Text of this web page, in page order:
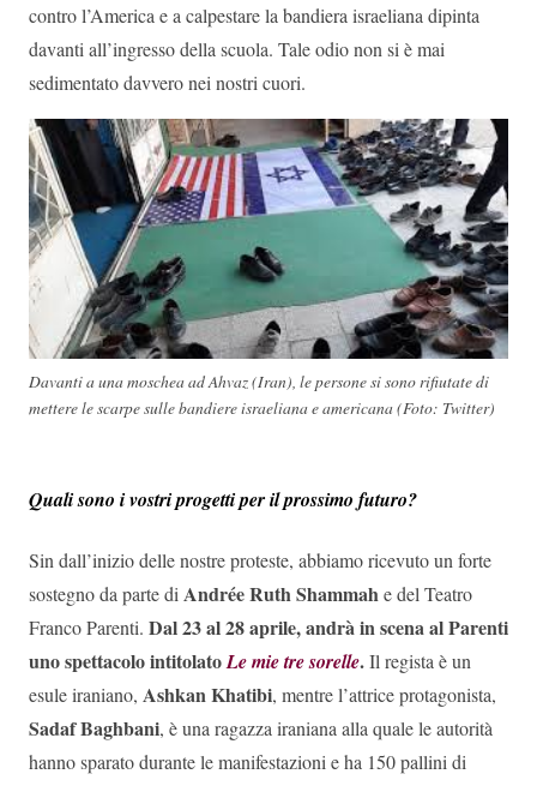
contro l’America e a calpestare la bandiera israeliana dipinta
davanti all’ingresso della scuola. Tale odio non si è mai
sedimentato davvero nei nostri cuori.
Davanti a una moschea ad Ahvaz (Iran), le persone si sono rifiutate di
mettere le scarpe sulle bandiere israeliana e americana (Foto: Twitter)
Quali sono i vostri progetti per il prossimo futuro?
Sin dall’inizio delle nostre proteste, abbiamo ricevuto un forte
sostegno da parte di Andrée Ruth Shammahe del Teatro
Franco Parenti. Dal 23 al 28 aprile, andrà in scena al Parenti
uno spettacolo intitolatoLe mie tre sorelle.Il regista è un
esule iraniano, Ashkan Khatibi, mentre l’attrice protagonista,
Sadaf Baghbani, è una ragazza iraniana alla quale le autorità
hanno sparato durante le manifestazioni e ha 150 pallini di